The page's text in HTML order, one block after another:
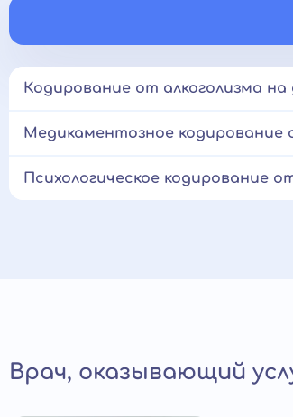
Кодирование от алкоголизма на
Медикаментозное кодирование
Психологическое кодирование
Врач, оказывающий